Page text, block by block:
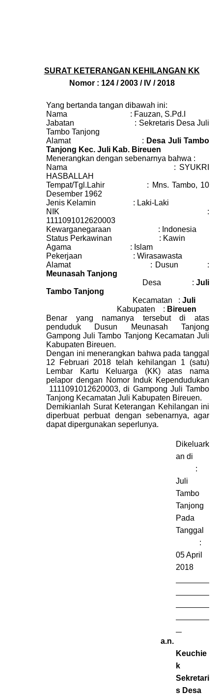
SURAT KETERANGAN KEHILANGAN KK
Nomor : 124 / 2003 / IV / 2018
Yang bertanda tangan dibawah ini:
Nama
: Fauzan, S.Pd.I
Jabatan
: Sekretaris Desa Juli
Tambo Tanjong
Alamat
: Desa Juli Tambo
Tanjong Kec. Juli Kab. Bireuen
Menerangkan dengan sebenarnya bahwa :
Nama
: SYUKRI
HASBALLAH
Tempat/Tgl.Lahir
: Mns. Tambo, 10
Desember 1962
Jenis Kelamin
: Laki-Laki
NIK
:
1111091012620003
Kewarganegaraan
: Indonesia
Status Perkawinan
: Kawin
Agama
: Islam
Pekerjaan
: Wirasawasta
Alamat
: Dusun
:
Meunasah Tanjong
Desa
:Juli
Tambo Tanjong
Kecamatan
: Juli
Kabupaten
: Bireuen
Benar yang namanya tersebut di atas
penduduk Dusun Meunasah Tanjong
Gampong Juli Tambo Tanjong Kecamatan Juli
Kabupaten Bireuen.
Dengan ini menerangkan bahwa pada tanggal
12 Februari 2018 telah kehilangan 1 (satu)
Lembar Kartu Keluarga (KK)atas nama
pelapor dengan Nomor
Induk Kependudukan
1111091012620003,di Gampong Juli Tambo
Tanjong Kecamatan Juli Kabupaten Bireuen.
Demikianlah Surat Keterangan Kehilangan ini
diperbuat perbuat dengan sebenarnya, agar
dapat dipergunakan seperlunya.
Dikeluark
an di
:
Juli
Tambo
Tanjong
Pada
Tanggal
:
05 April
2018
a.n.
Keuchie
k
Sekretari
s Desa